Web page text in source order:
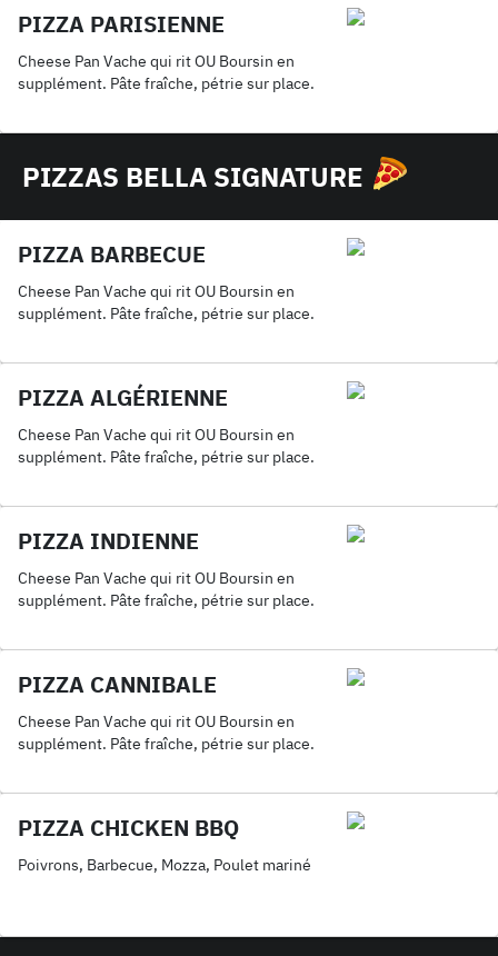
PIZZA PARISIENNE
Cheese Pan Vache qui rit OU Boursin en
supplément. Pâte fraîche, pétrie sur place.
PIZZAS BELLA SIGNATURE
PIZZA BARBECUE
Cheese Pan Vache qui rit OU Boursin en
supplément. Pâte fraîche, pétrie sur place.
PIZZA ALGÉRIENNE
Cheese Pan Vache qui rit OU Boursin en
supplément. Pâte fraîche, pétrie sur place.
PIZZA INDIENNE
Cheese Pan Vache qui rit OU Boursin en
supplément. Pâte fraîche, pétrie sur place.
PIZZA CANNIBALE
Cheese Pan Vache qui rit OU Boursin en
supplément. Pâte fraîche, pétrie sur place.
PIZZA CHICKEN BBQ
Poivrons, Barbecue, Mozza, Poulet mariné